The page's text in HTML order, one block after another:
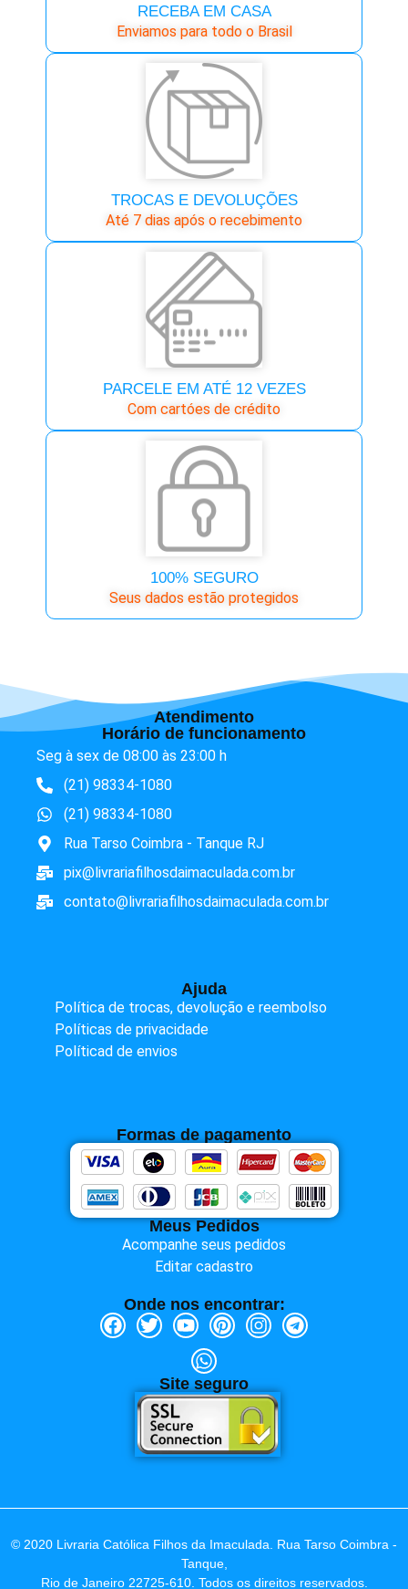
RECEBA EM CASA
Enviamos para todo o Brasil
TROCAS E DEVOLUÇÕES
Até 7 dias após o recebimento
PARCELE EM ATÉ 12 VEZES
Com cartóes de crédito
100% SEGURO
Seus dados estão protegidos
Atendimento
Horário de funcionamento
Seg à sex de 08:00 às 23:00 h
(21) 98334-1080
(21) 98334-1080
Rua Tarso Coimbra - Tanque RJ
pix@livrariafilhosdaimaculada.com.br
contato@livrariafilhosdaimaculada.com.br
Ajuda
Política de trocas, devolução e reembolso
Políticas de privacidade
Políticad de envios
Formas de pagamento
Meus Pedidos
Acompanhe seus pedidos
Editar cadastro
Onde nos encontrar:
Site seguro
© 2020 Livraria Católica Filhos da Imaculada. Rua Tarso Coimbra -
Tanque,
Rio de Janeiro 22725-610. Todos os direitos reservados.